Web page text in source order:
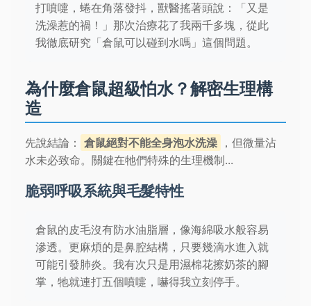
打噴嚏，蜷在角落發抖，獸醫搖著頭說：「又是
洗澡惹的禍！」那次治療花了我兩千多塊，從此
我徹底研究「倉鼠可以碰到水嗎」這個問題。
為什麼倉鼠超級怕水？解密生理構
造
先說結論： 倉鼠絕對不能全身泡水洗澡 ，但微量沾
水未必致命。關鍵在牠們特殊的生理機制...
脆弱呼吸系統與毛髮特性
倉鼠的皮毛沒有防水油脂層，像海綿吸水般容易
滲透。更麻煩的是鼻腔結構，只要幾滴水進入就
可能引發肺炎。我有次只是用濕棉花擦奶茶的腳
掌，牠就連打五個噴嚏，嚇得我立刻停手。